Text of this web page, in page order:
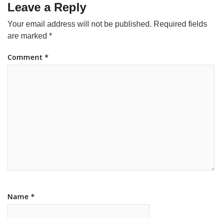
Leave a Reply
Your email address will not be published. Required fields
are marked *
Comment *
Name *